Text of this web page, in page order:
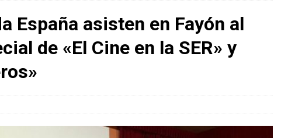
España asisten en Fayón al
de «El Cine en la SER» y